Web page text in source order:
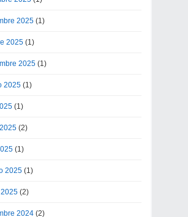
2025 (1)
2025 (1)
2025 (1)
2025 (1)
(1)
(2)
(1)
2025 (1)
(2)
2024 (2)